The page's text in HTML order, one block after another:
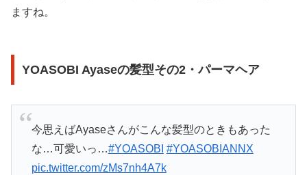
ますね。
YOASOBI Ayaseの髪型その2・パーマヘア
今思えばAyaseさんがこんな髪型のときもあった
な…可愛いっ…#YOASOBI #YOASOBIANNX
pic.twitter.com/zMs7nh4A7k